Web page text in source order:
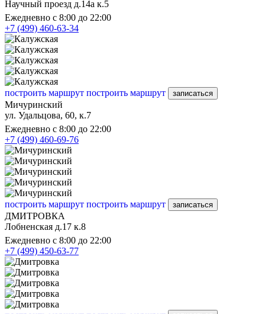
Научный проезд д.14а к.5
Ежедневно с 8:00 до 22:00
+7 (499) 460-63-34
построить маршрут построить маршрут записаться
Мичуринский
ул. Удальцова, 60, к.7
Ежедневно с 8:00 до 22:00
+7 (499) 460-69-76
построить маршрут построить маршрут записаться
ДМИТРОВКА
Лобненская д.17 к.8
Ежедневно с 8:00 до 22:00
+7 (499) 450-63-77